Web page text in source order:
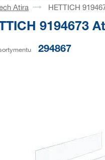
Atira
HETTICH
9194673
294867